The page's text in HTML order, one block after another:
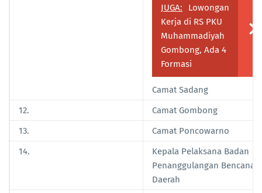
JUGA:
Lowongan
Kerja di RS PKU
Muhammadiyah
Gombong, Ada 4
Formasi
Camat Sadang
12.
Camat Gombong
13.
Camat Poncowarno
14.
Kepala Pelaksana Badan
Penanggulangan Bencana
Daerah